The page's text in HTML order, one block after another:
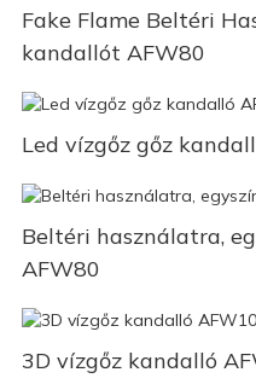
Fake Flame Beltéri
kandallót AFW80
Led vízgőz gőz
Beltéri használatra,
AFW80
3D vízgőz kandalló